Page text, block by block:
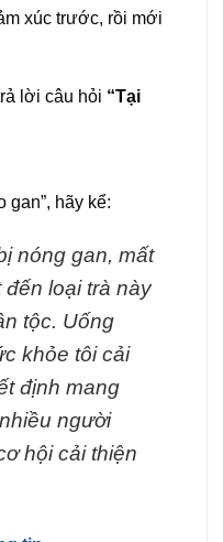
xúc trước, rồi mới
lời câu hỏi “Tại
gan”, hãy kể:
nóng gan, mất
loại trà này
tộc. Uống
khỏe tôi cải
định mang
người
hội cải thiện